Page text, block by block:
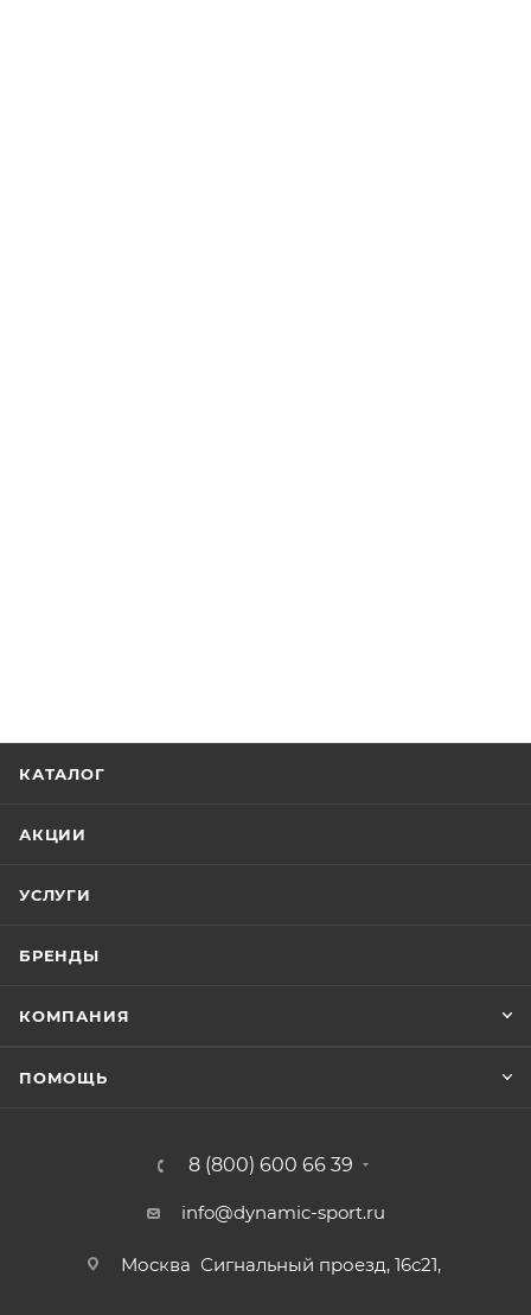
КАТАЛОГ
АКЦИИ
УСЛУГИ
БРЕНДЫ
КОМПАНИЯ
ПОМОЩЬ
8 (800) 600 66 39
info@dynamic-sport.ru
Москва Сигнальный проезд, 16с21,